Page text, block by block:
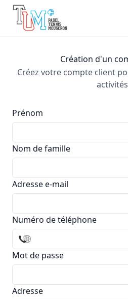
Création d'un
Créez votre compte client
Prénom
Nom de famille
Adresse e-mail
Numéro de téléphone
Mot de passe
Adresse